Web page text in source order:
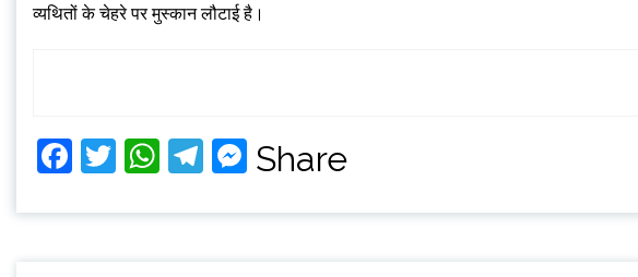
व्यथितों के चेहरे पर मुस्कान लौटाई है।
Facebook
Twitter
WhatsApp
Telegram
Messenger
Share